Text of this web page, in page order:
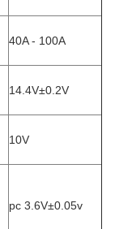
40A - 100A
14.4V±0.2V
10V
pc 3.6V±0.05v